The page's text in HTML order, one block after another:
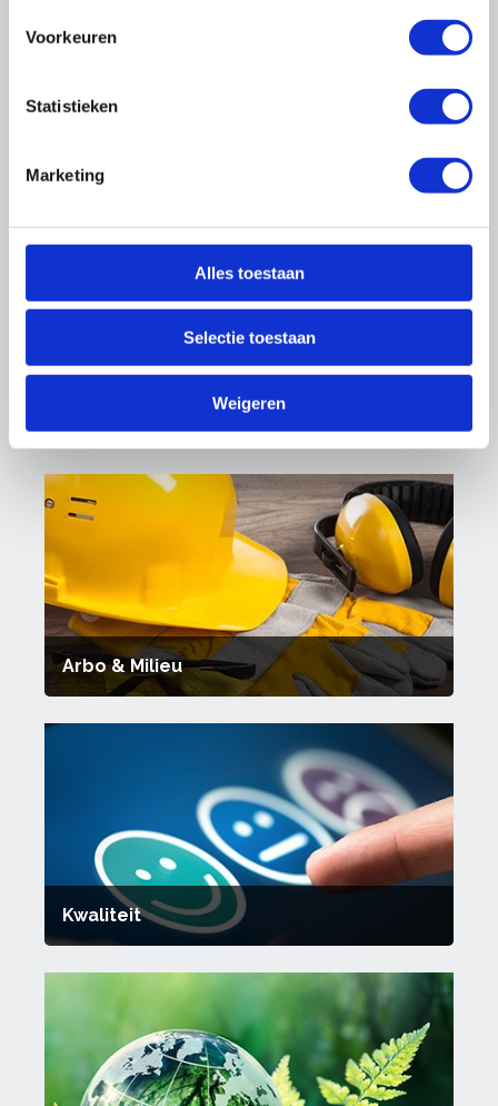
Voorkeuren
Statistieken
Marketing
Alles toestaan
Selectie toestaan
Weigeren
poule 2026!
Meer nieuws
Thema's
Arbo & Milieu
Kwaliteit